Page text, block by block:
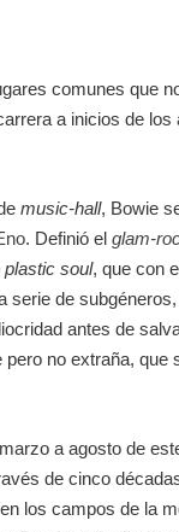
comunes que
a inicios de
music-hall, Bowie
. Definió elglam-
plastic soul, que con
serie de
antes de
no extraña,
a agosto de
de cinco
los campos de la